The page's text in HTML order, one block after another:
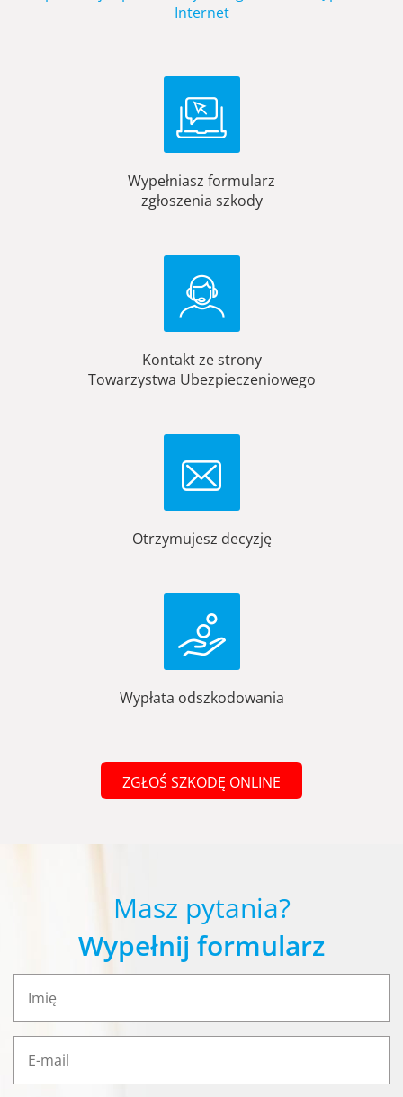
Internet
Wypełniasz formularz
zgłoszenia szkody
Kontakt ze strony
Towarzystwa Ubezpieczeniowego
Otrzymujesz decyzję
Wypłata odszkodowania
ZGŁOŚ SZKODĘ ONLINE
Masz pytania?
Wypełnij formularz